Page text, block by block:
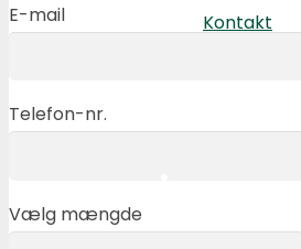
Kontakt
E-mail
Telefon-nr.
Vælg mængde